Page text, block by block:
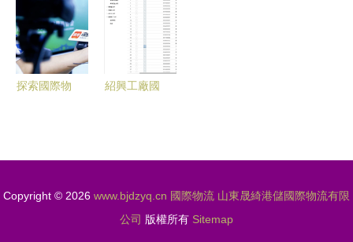
際物流優化
探索國際物
紹興工廠國
鍵工具
Copyright © 2026 www.bjdzyq.cn 國際物流 山東晟綺港儲國際物流有限
公司 版權所有 Sitemap